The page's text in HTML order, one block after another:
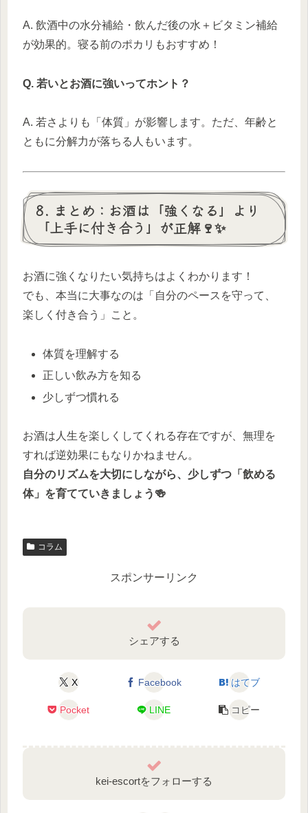
A. 飲酒中の水分補給・飲んだ後の水＋ビタミン補給
が効果的。寝る前のポカリもおすすめ！
Q. 若いとお酒に強いってホント？
A. 若さよりも「体質」が影響します。ただ、年齢と
ともに分解力が落ちる人もいます。
8. まとめ：お酒は「強くなる」より
「上手に付き合う」が正解🍷✨
お酒に強くなりたい気持ちはよくわかります！
でも、本当に大事なのは「自分のペースを守って、
楽しく付き合う」こと。
体質を理解する
正しい飲み方を知る
少しずつ慣れる
お酒は人生を楽しくしてくれる存在ですが、無理を
すれば逆効果にもなりかねません。
自分のリズムを大切にしながら、少しずつ「飲める
体」を育てていきましょう🍻
コラム
スポンサーリンク
シェアする
X Facebook はてブ
Pocket LINE コピー
kei-escortをフォローする